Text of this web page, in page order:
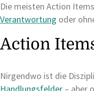
Die meisten Action
Verantwortung oder
Action
Nirgendwo ist die